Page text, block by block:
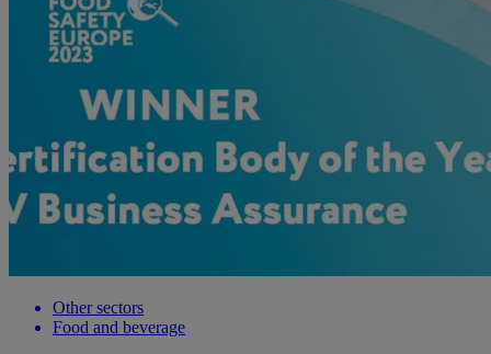
Other sectors
Food and beverage